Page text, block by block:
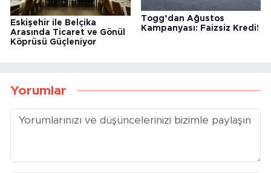
Eskişehir ile Belçika
Arasında Ticaret ve Gönül
Köprüsü Güçleniyor
Togg’dan Ağustos
Kampanyası: Faizsiz Kredi!
Yorumlar